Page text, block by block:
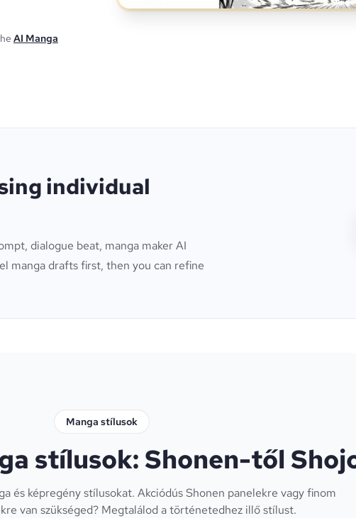
AI Manga
individual
dialogue beat, manga maker AI
manga drafts first, then you can refine
Manga stílusok
stílusok: Shonen-től
és képregény stílusokat. Akciódús Shonen panelekre vagy finom
van szükséged? Megtalálod a történetedhez illő stílust.